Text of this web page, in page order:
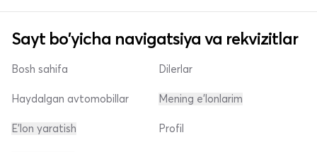
Sayt bo'yicha navigatsiya va rekvizitlar
Bosh sahifa
Haydalgan avtomobillar
E'lon yaratish
Dilerlar
Mening e'lonlarim
Profil